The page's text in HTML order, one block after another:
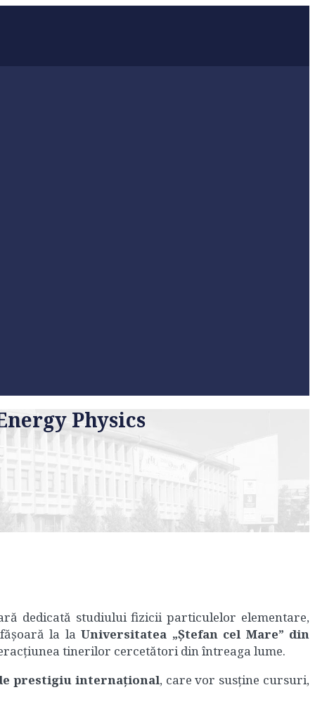
Physics
dedicată studiului fizicii particulelor elementare,
la laUniversitatea „Ștefan cel Mare” din
tinerilor cercetători din întreaga lume.
prestigiu internațional, care vor susține cursuri,